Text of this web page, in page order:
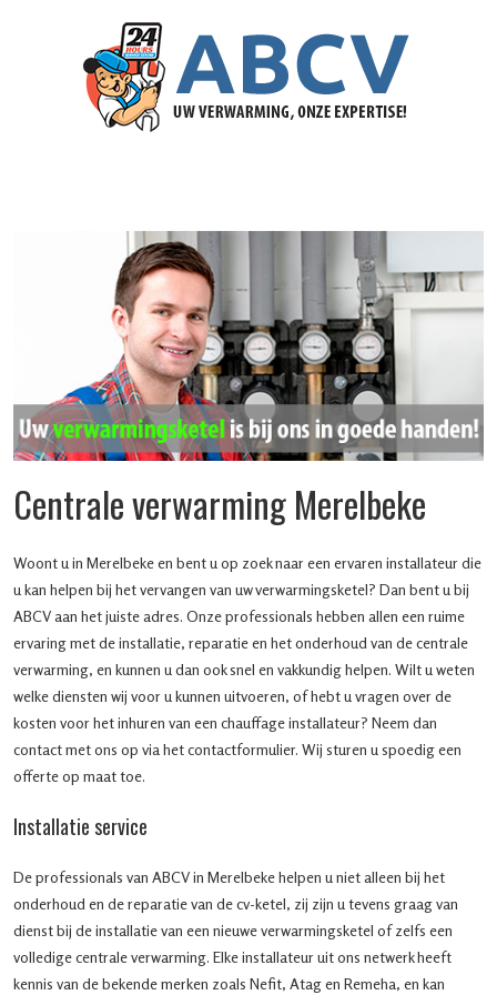
Centrale verwarming Merelbeke
Woont u in Merelbeke en bent u op zoek naar een ervaren installateur die
u kan helpen bij het vervangen van uw verwarmingsketel? Dan bent u bij
ABCV aan het juiste adres. Onze professionals hebben allen een ruime
ervaring met de installatie, reparatie en het onderhoud van de centrale
verwarming, en kunnen u dan ook snel en vakkundig helpen. Wilt u weten
welke diensten wij voor u kunnen uitvoeren, of hebt u vragen over de
kosten voor het inhuren van een chauffage installateur? Neem dan
contact met ons op via het contactformulier. Wij sturen u spoedig een
offerte op maat toe.
Installatie service
De professionals van ABCV in Merelbeke helpen u niet alleen bij het
onderhoud en de reparatie van de cv-ketel, zij zijn u tevens graag van
dienst bij de installatie van een nieuwe verwarmingsketel of zelfs een
volledige centrale verwarming. Elke installateur uit ons netwerk heeft
kennis van de bekende merken zoals Nefit, Atag en Remeha, en kan